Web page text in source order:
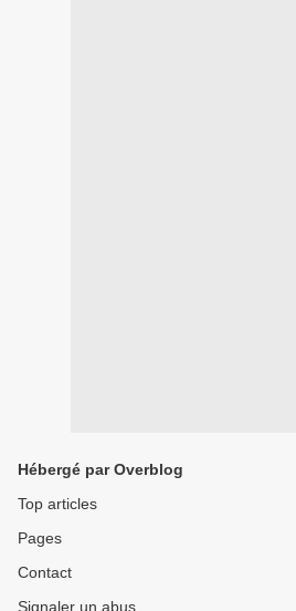
Hébergé par Overblog
Top articles
Pages
Contact
Signaler un abus